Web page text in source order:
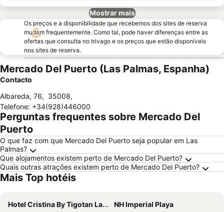
Mostrar mais
Os preços e a disponibilidade que recebemos dos sites de reserva
mudam frequentemente. Como tal, pode haver diferenças entre as
ofertas que consulta no trivago e os preços que estão disponíveis
nos sites de reserva.
Mercado Del Puerto (Las Palmas, Espanha)
Contacto
Albareda, 76, 35008,
Telefone: +34(928)446000
Perguntas frequentes sobre Mercado Del
Puerto
O que faz com que Mercado Del Puerto seja popular em Las
Palmas?
Que alojamentos existem perto de Mercado Del Puerto?
Quais outras atrações existem perto de Mercado Del Puerto?
Mais Top hotéis
Hotel Cristina By Tigotan Las Palmas - Adults Only +16
NH Imperial Playa